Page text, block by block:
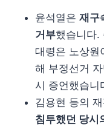
윤석열은 재구
거부했습니다.
대령은 노상원
해 부정선거
시 증언했습니
김용현 등의
침투했던 당시